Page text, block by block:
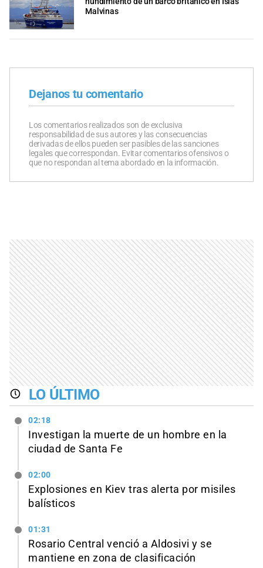
Malvinas
Dejanos tu comentario
Los comentarios realizados son de exclusiva
responsabilidad de sus autores y las consecuencias
derivadas de ellos pueden ser pasibles de las sanciones
legales que correspondan. Evitar comentarios ofensivos o
que no respondan al tema abordado en la información.
LO ÚLTIMO
02:18
Investigan la muerte de un hombre en la
ciudad de Santa Fe
02:00
Explosiones en Kiev tras alerta por misiles
balísticos
01:31
Rosario Central venció a Aldosivi y se
mantiene en zona de clasificación